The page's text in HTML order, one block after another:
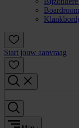
Start jouw aanvraag